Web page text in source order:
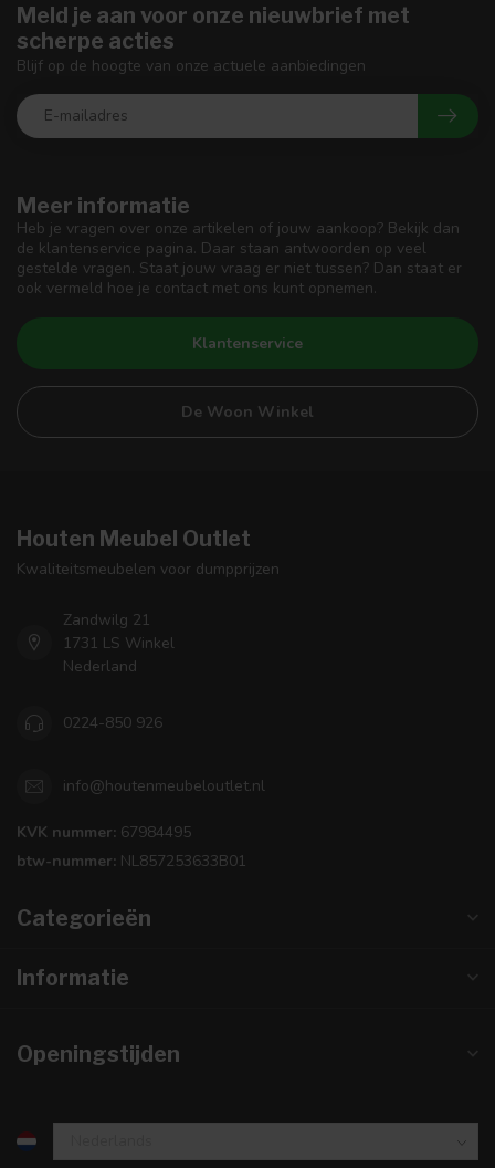
Meer informatie
Heb je vragen over onze artikelen of jouw aankoop? Bekijk dan
de klantenservice pagina. Daar staan antwoorden op veel
gestelde vragen. Staat jouw vraag er niet tussen? Dan staat er
ook vermeld hoe je contact met ons kunt opnemen.
Klantenservice
De Woon Winkel
Meld je aan voor onze nieuwbrief met
scherpe acties
Blijf op de hoogte van onze actuele aanbiedingen
Houten Meubel Outlet
Kwaliteitsmeubelen voor dumpprijzen
Zandwilg 21
1731 LS Winkel
Nederland
0224-850 926
info@houtenmeubeloutlet.nl
KVK nummer: 67984495
btw-nummer: NL857253633B01
Categorieën
Informatie
Openingstijden